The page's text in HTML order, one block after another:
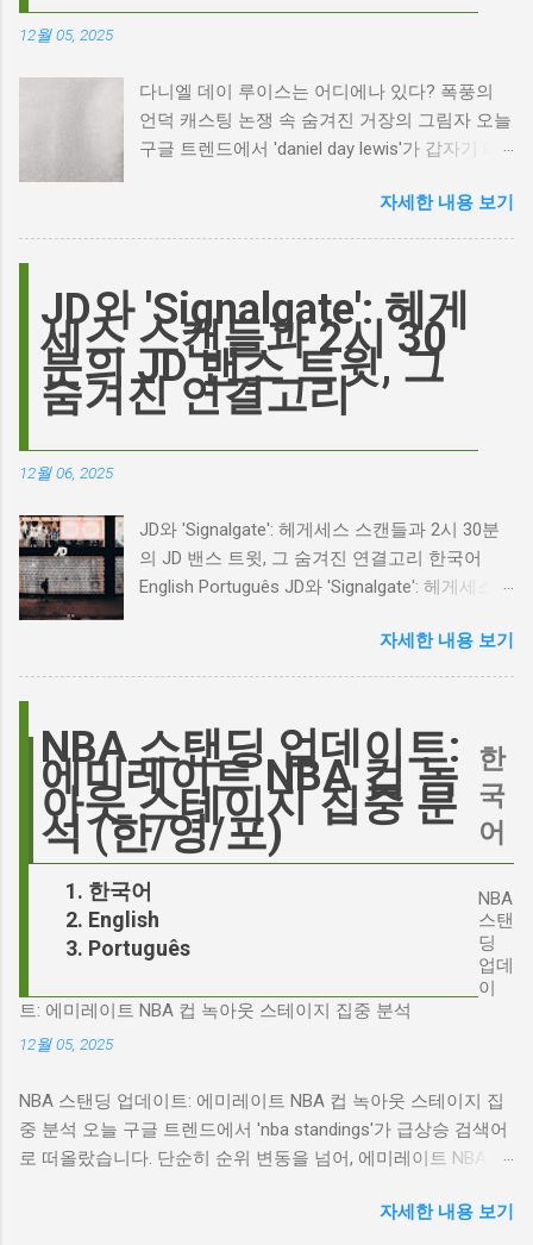
12월 05, 2025
다니엘 데이 루이스는 어디에나 있다? 폭풍의
언덕 캐스팅 논쟁 속 숨겨진 거장의 그림자 오늘
구글 트렌드에서 'daniel day lewis'가 갑자기 떠
이름이 왜 다시 사람들의 입에 오르내리는 걸까
요? 표면적으로는 마고 로비가 제작하고 주연을
이 그 시작입니다. 하지만 그 이면에는 '연기'라
는 예술에 대한 깊은 갈망과, 완벽주의를 향한
끊임없는 열망이 숨겨져 있습니다. Photo by
Plufow Le Studio on Unsplash 폭풍의 언덕, 그
리고 캐스팅 논쟁의 불씨 최근 몇 주 동안 영화
하는 동시에 우려를 표했습니다. 일부에서는 엘
로디의 이미지가 원작 속 히스클리프와는 다소
거리가 있다는 의견을 제시하며 캐스팅에 대한
한 비판에 대해 "기다려 보세요. 믿으세요. 분명
의 이미지가 원작과 부합하는지 여부를 넘어, 우
리가 '히스클리프'라는 인물에게 기대하는 바가
무엇인지, 그리고 배우가 그 기대를 어떻게 충족
시킬 수 있는지에 대한 근본적인 질문을 던집니
다. 다니엘 데이 루이스, '진정성'의 대명사 이 지
점에서 다니엘 데이 루이스의 이름이 등장하는
것은 결코 우연이 아닙니다. 그는 '메소드 연
기'의 극한을 보여주는 배우로서, 맡는 역할마다
완벽하게 몰입하여 실제 인물과 구분이 어려울
정도의 연기를 선보였습니다. <나의 왼발>에서
자세한 내용 보기
JD와 'Signalgate': 헤게
세스 스캔들과 2시 30
분의 JD 밴스 트윗, 그
숨겨진 연결고리
12월 06, 2025
JD와 'Signalgate': 헤게세스 스캔들과 2시 30분
의 JD 밴스 트윗, 그 숨겨진 연결고리 한국어
English Português JD와 'Signalgate': 헤게세스
연결고리 오늘의 구글 트렌드 인기 검색어 'jd'는
단순히 두 글자의 약자가 아닙니다. 최근 미국
'Signalgate' 스캔들과 깊숙이 연결되어 있습니
다. 폭스뉴스 진행자 피트 헤게세스(Pete
Hegseth)를 중심으로 벌어진 이 스캔들은 예상
치 못한 인물, JD 밴스(JD Vance)의 이름까지 소
환하며 파장을 일으키고 있습니다. 왜 'jd'가 갑자
들이 어떻게 얽혀있는 것일까요? 최대100%세일
오늘의 특가 'Signalgate' 스캔들: 피트 헤게세스
의 그림자 먼저 'Signalgate' 스캔들의 핵심 인물
인 피트 헤게세스부터 살펴봐야 합니다. 최근 공
개된 국방부 감사 보고서에 따르면, 헤게세스는
스의 행위가 윤리적으로 심각한 문제를 야기하
며, 군의 명예를 훼손할 수 있다고 지적합니다.
Photo by Samuel Regan-Asante on Unsplash
제는 여기서 끝나지 않았습니다. 스캔들이 터진
자세한 내용 보기
NBA 스탠딩 업데이트:
에미레이트 NBA 컵 녹
아웃 스테이지 집중 분
석 (한/영/포)
한국어
English
Português
한
국
어
NBA
스탠
딩
업데
이
트: 에미레이트 NBA 컵 녹아웃 스테이지 집중 분석
12월 05, 2025
NBA 스탠딩 업데이트: 에미레이트 NBA 컵 녹아웃 스테이지 집
중 분석 오늘 구글 트렌드에서 'nba standings'가 급상승 검색어
로 떠올랐습니다. 단순히 순위 변동을 넘어, 에미레이트 NBA 컵
받고 있습니다. 이번 포스팅에서는 NBA 컵 녹아웃 스테이지 관
자세한 내용 보기